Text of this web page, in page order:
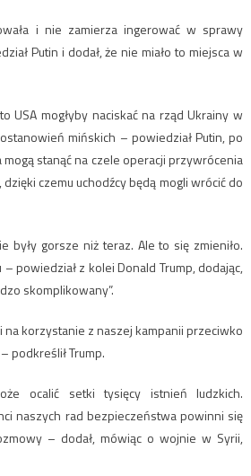
i nie zamierza ingerować w sprawy
Putin i dodał, że nie miało to miejsca w
USA mogłyby naciskać na rząd Ukrainy w
mińskich – powiedział Putin, po
mogą stanąć na czele operacji przywrócenia
czemu uchodźcy będą mogli wrócić do
były gorsze niż teraz. Ale to się zmieniło.
powiedział z kolei Donald Trump, dodając,
skomplikowany”.
na korzystanie z naszej kampanii przeciwko
podkreślił Trump.
ocalić setki tysięcy istnień ludzkich.
naszych rad bezpieczeństwa powinni się
– dodał, mówiąc o wojnie w Syrii,